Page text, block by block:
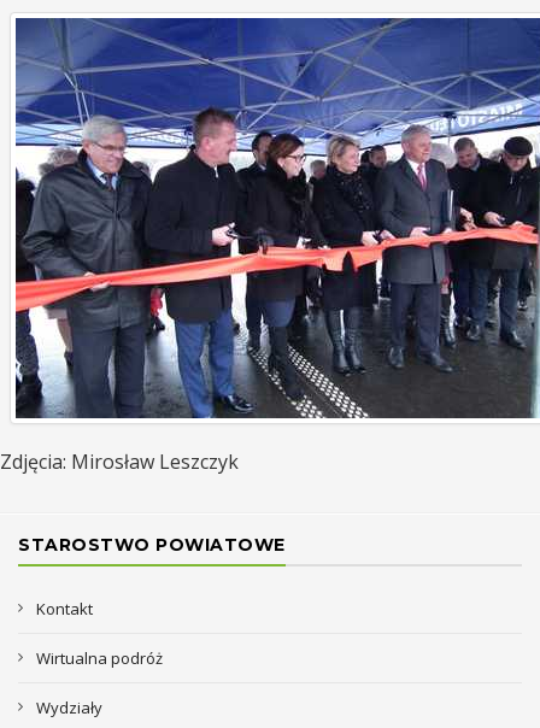
Zdjęcia: Mirosław Leszczyk
STAROSTWO POWIATOWE
Kontakt
Wirtualna podróż
Wydziały